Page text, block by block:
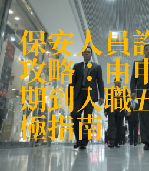
保安人員
攻略：由
期到入職
極指南